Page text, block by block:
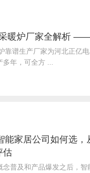
暖炉厂家全解析
靠谱生产厂家为河北正亿
年，可全方 ...
能家居公司如何选，
估
普及和产品爆发之后，智